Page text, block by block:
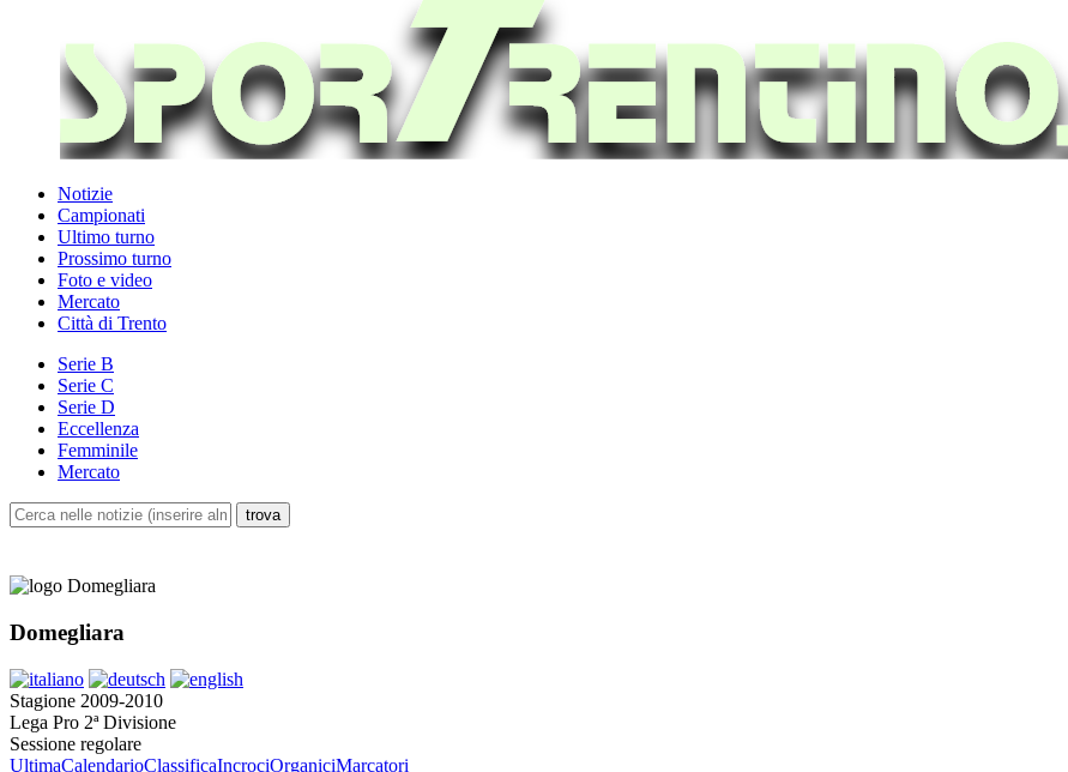
Notizie
Campionati
Ultimo turno
Prossimo turno
Foto e video
Mercato
Città di Trento
Serie B
Serie C
Serie D
Eccellenza
Femminile
Mercato
Domegliara
Stagione 2009-2010
Lega Pro 2ª Divisione
Sessione regolare
UltimaCalendarioClassificaIncrociOrganiciMarcatori